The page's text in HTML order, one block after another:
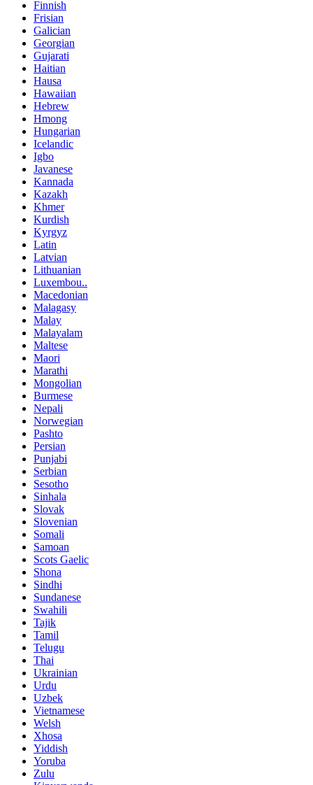
Finnish
Frisian
Galician
Georgian
Gujarati
Haitian
Hausa
Hawaiian
Hebrew
Hmong
Hungarian
Icelandic
Igbo
Javanese
Kannada
Kazakh
Khmer
Kurdish
Kyrgyz
Latin
Latvian
Lithuanian
Luxembou..
Macedonian
Malagasy
Malay
Malayalam
Maltese
Maori
Marathi
Mongolian
Burmese
Nepali
Norwegian
Pashto
Persian
Punjabi
Serbian
Sesotho
Sinhala
Slovak
Slovenian
Somali
Samoan
Scots Gaelic
Shona
Sindhi
Sundanese
Swahili
Tajik
Tamil
Telugu
Thai
Ukrainian
Urdu
Uzbek
Vietnamese
Welsh
Xhosa
Yiddish
Yoruba
Zulu